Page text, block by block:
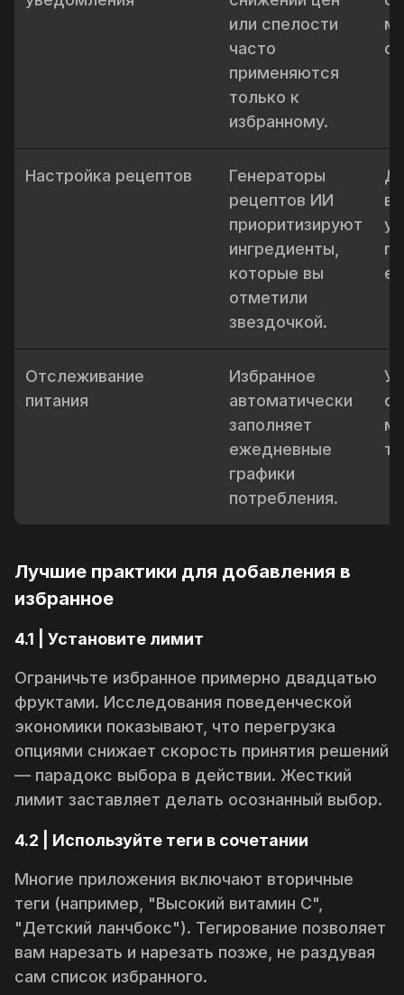
или спелости
часто
применяются
только к
избранному.
Настройка рецептов
Генераторы
рецептов ИИ
приоритизируют
ингредиенты,
которые вы
отметили
звездочкой.
Отслеживание
питания
Избранное
автоматически
заполняет
ежедневные
графики
потребления.
Лучшие практики для добавления в
избранное
4.1 | Установите лимит
Ограничьте избранное примерно двадцатью
фруктами. Исследования поведенческой
экономики показывают, что перегрузка
опциями снижает скорость принятия решений
— парадокс выбора в действии. Жесткий
лимит заставляет делать осознанный выбор.
4.2 | Используйте теги в сочетании
Многие приложения включают вторичные
теги (например, "Высокий витамин C"
"Детский ланчбокс"). Тегирование позволяет
вам нарезать и нарезать позже, не раздувая
сам список избранного.